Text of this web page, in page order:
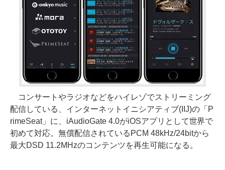
コンサートやラジオなどをハイレゾでストリーミング
配信している、インターネットイニシアティブ(IIJ)の「P
rimeSeat」に、iAudioGate 4.0がiOSアプリとして世界で
初めて対応。無償配信されているPCM 48kHz/24bitから
最大DSD 11.2MHzのコンテンツを再生可能になる。